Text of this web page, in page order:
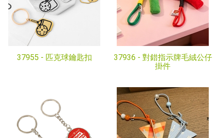
37955 - 匹克球鑰匙扣 37936 - 對錯指示牌毛絨公仔
掛件